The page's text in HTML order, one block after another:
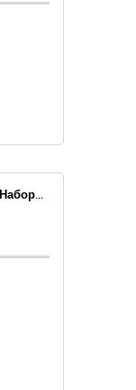
39520000-3 «Готові текстильні вироби» (Набори серветок віскозних та целюлозних, ганчірки для підлоги, серветка універсальна (мікрофібра))